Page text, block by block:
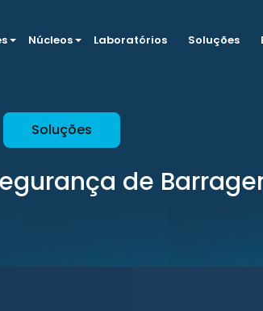
Núcleos Laboratórios Soluções
Soluções
de